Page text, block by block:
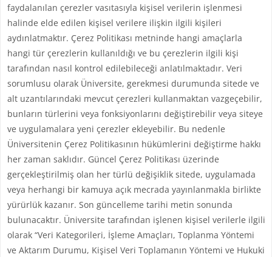
faydalanılan çerezler vasıtasıyla kişisel verilerin işlenmesi
halinde elde edilen kişisel verilere ilişkin ilgili kişileri
aydınlatmaktır. Çerez Politikası metninde hangi amaçlarla
hangi tür çerezlerin kullanıldığı ve bu çerezlerin ilgili kişi
tarafından nasıl kontrol edilebileceği anlatılmaktadır. Veri
sorumlusu olarak Üniversite, gerekmesi durumunda sitede ve
alt uzantılarındaki mevcut çerezleri kullanmaktan vazgeçebilir,
bunların türlerini veya fonksiyonlarını değiştirebilir veya siteye
ve uygulamalara yeni çerezler ekleyebilir. Bu nedenle
Üniversitenin Çerez Politikasının hükümlerini değiştirme hakkı
her zaman saklıdır. Güncel Çerez Politikası üzerinde
gerçekleştirilmiş olan her türlü değişiklik sitede, uygulamada
veya herhangi bir kamuya açık mecrada yayınlanmakla birlikte
yürürlük kazanır. Son güncelleme tarihi metin sonunda
bulunacaktır. Üniversite tarafından işlenen kişisel verilerle ilgili
olarak “Veri Kategorileri, İşleme Amaçları, Toplanma Yöntemi
ve Aktarım Durumu, Kişisel Veri Toplamanın Yöntemi ve Hukuki